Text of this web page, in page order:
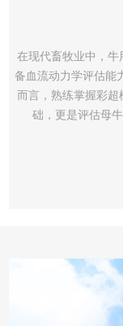
在现代畜牧业中，
备血流动力学评估能
而言，熟练掌握彩超
础，更是评估母